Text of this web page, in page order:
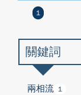
1
關鍵詞
兩相流 1